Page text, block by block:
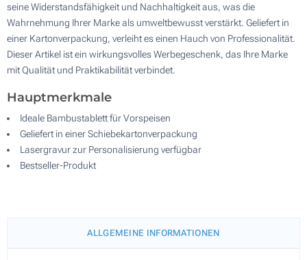
seine Widerstandsfähigkeit und Nachhaltigkeit aus, was die
Wahrnehmung Ihrer Marke als umweltbewusst verstärkt. Geliefert in
einer Kartonverpackung, verleiht es einen Hauch von Professionalität.
Dieser Artikel ist ein wirkungsvolles Werbegeschenk, das Ihre Marke
mit Qualität und Praktikabilität verbindet.
Hauptmerkmale
Ideale Bambustablett für Vorspeisen
Geliefert in einer Schiebekartonverpackung
Lasergravur zur Personalisierung verfügbar
Bestseller-Produkt
ALLGEMEINE INFORMATIONEN